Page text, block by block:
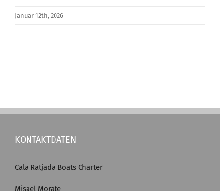
Januar 12th, 2026
KONTAKTDATEN
Cala Ratjada Boats Charter
Misael Morate